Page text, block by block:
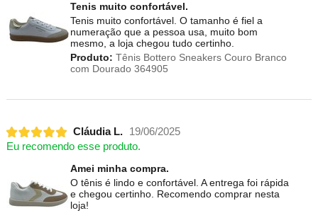
Tenis muito confortável.
Tenis muito confortável. O tamanho é fiel a
numeração que a pessoa usa, muito bom
mesmo, a loja chegou tudo certinho.
Produto: Tênis Bottero Sneakers Couro Branco
com Dourado 364905
Cláudia L.
19/06/2025
Eu recomendo esse produto.
Amei minha compra.
O tênis é lindo e confortável. A entrega foi rápida
e chegou certinho. Recomendo comprar nesta
loja!